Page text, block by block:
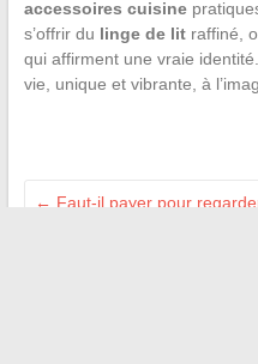
accessoires cuisine
s’offrir du linge de litraffiné,
qui affirment une vraie
vie, unique et vibrante, à
← Faut-il payer pour